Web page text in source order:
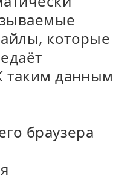
которые
таким данным
браузера